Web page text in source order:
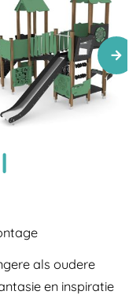
als oudere
en inspiratie